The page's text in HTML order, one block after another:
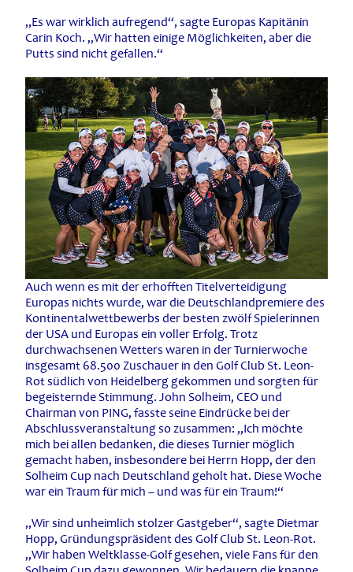
„Es war wirklich aufregend“, sagte Europas Kapitänin
Carin Koch. „Wir hatten einige Möglichkeiten, aber die
Putts sind nicht gefallen.“
Auch wenn es mit der erhofften Titelverteidigung
Europas nichts wurde, war die Deutschlandpremiere des
Kontinentalwettbewerbs der besten zwölf Spielerinnen
der USA und Europas ein voller Erfolg. Trotz
durchwachsenen Wetters waren in der Turnierwoche
insgesamt 68.500 Zuschauer in den Golf Club St. Leon-
Rot südlich von Heidelberg gekommen und sorgten für
begeisternde Stimmung. John Solheim, CEO und
Chairman von PING, fasste seine Eindrücke bei der
Abschlussveranstaltung so zusammen: „Ich möchte
mich bei allen bedanken, die dieses Turnier möglich
gemacht haben, insbesondere bei Herrn Hopp, der den
Solheim Cup nach Deutschland geholt hat. Diese Woche
war ein Traum für mich – und was für ein Traum!“
„Wir sind unheimlich stolzer Gastgeber“, sagte Dietmar
Hopp, Gründungspräsident des Golf Club St. Leon-Rot.
„Wir haben Weltklasse-Golf gesehen, viele Fans für den